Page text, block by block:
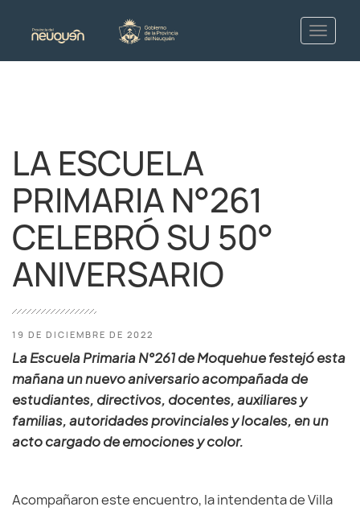
LA ESCUELA
PRIMARIA N°261
CELEBRÓ SU 50°
ANIVERSARIO
19 DE DICIEMBRE DE 2022
La Escuela Primaria N°261 de Moquehue festejó esta
mañana un nuevo aniversario acompañada de
estudiantes, directivos, docentes, auxiliares y
familias, autoridades provinciales y locales, en un
acto cargado de emociones y color.
Acompañaron este encuentro, la intendenta de Villa